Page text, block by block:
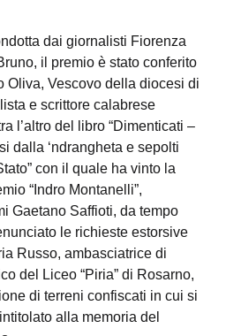
dai giornalisti Fiorenza
il premio è stato conferito
Oliva, Vescovo della diocesi di
e scrittore calabrese
l’altro del libro “Dimenticati –
dalla ‘ndrangheta e sepolti
con il quale ha vinto la
“Indro Montanelli”,
Gaetano Saffioti, da tempo
le richieste estorsive
Russo, ambasciatrice di
del Liceo “Piria” di Rosarno,
di terreni confiscati in cui si
alla memoria del